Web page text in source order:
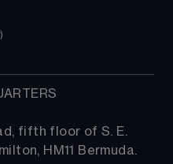
fifth floor of S. E.
HM11 Bermuda.